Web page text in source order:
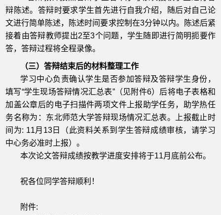
辩陈述。答辩时要求学生首先进行自我介绍，随后对自己论
文进行简单陈述，陈述时间要求控制在3分钟以内。陈述后紧
接着由答辩教师提出2至3个问题，学生随即进行简明扼要作
答，答辩过程将全程录像。
（三）答辩结束后的材料整理工作
学习中心负责确认学生是否参加答辩及答辩学生身份，
填写“学生现场答辩情况汇总表”（见附件6）后将电子表格和
加盖公章后的电子扫描件两项文件上报助学任务，助学热任
务名称为：东北师范大学答辩现场情况汇总表。上报截止时
间为: 11月13日（此资料关系到学生答辩成绩审核，请学习
中心务必准时上报）。
本次论文答辩成绩按教学进度安排将于11月底前公布。
祝各位同学答辩顺利！
附件: